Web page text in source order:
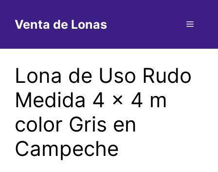
contenido
Venta de Lonas Menú
Lona de Uso Rudo
Medida 4 x 4 m
color Gris en
Campeche